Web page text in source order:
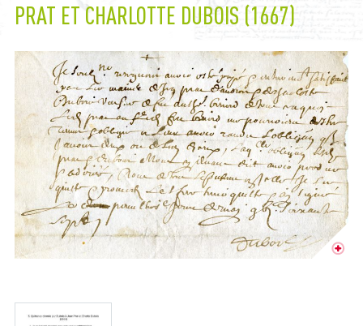
PRAT ET CHARLOTTE DUBOIS (1667)